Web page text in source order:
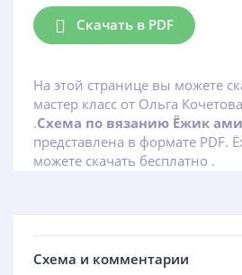
Скачать в PDF
На этой странице вы можете
мастер класс от Ольга Кочетова
.Схема по вязанию Ёжик
представлена в формате PDF.
можете скачать бесплатно .
Схема и комментарии